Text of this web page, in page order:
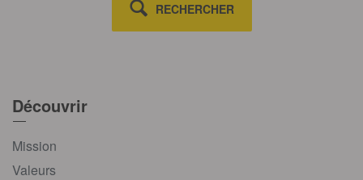
RECHERCHER
Découvrir
Mission
Valeurs